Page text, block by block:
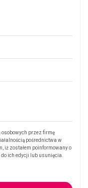
przez firmę
pośrednictwa w
iż zostałem poinformowany o
ich edycji lub usunięcia.